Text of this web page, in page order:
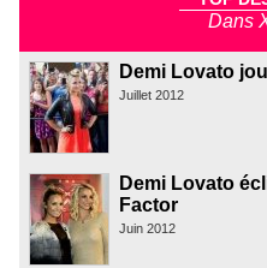
Dans
Demi Lovato
Juillet 2012
Demi Lovato
Factor
Juin 2012